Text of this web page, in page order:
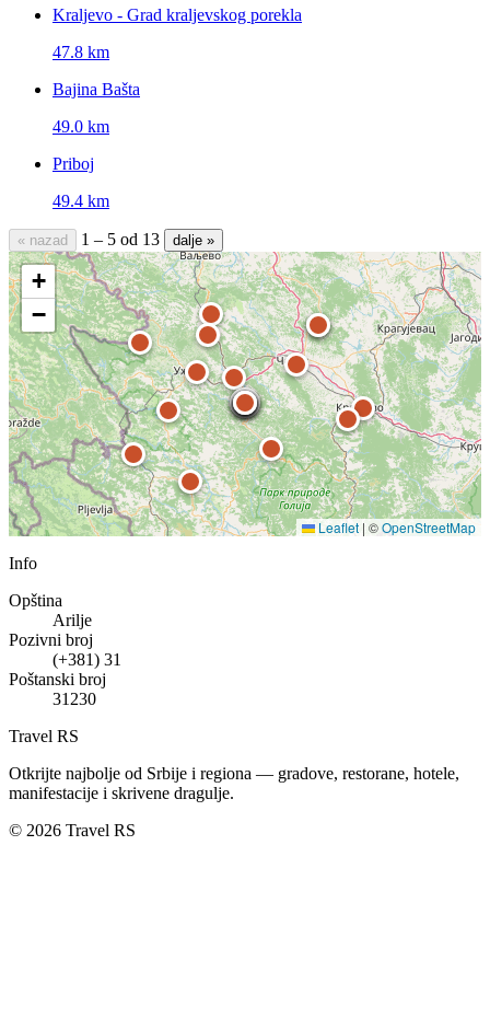
Kraljevo - Grad kraljevskog porekla
47.8 km
Bajina Bašta
49.0 km
Priboj
49.4 km
« nazad 1 – 5 od 13 dalje »
+
−
Leaflet | ©OpenStreetMap
Info
Opština
Arilje
Pozivni broj
(+381) 31
Poštanski broj
31230
Travel RS
Otkrijte najbolje od Srbije i regiona — gradove, restorane, hotele,
manifestacije i skrivene dragulje.
© 2026 Travel RS